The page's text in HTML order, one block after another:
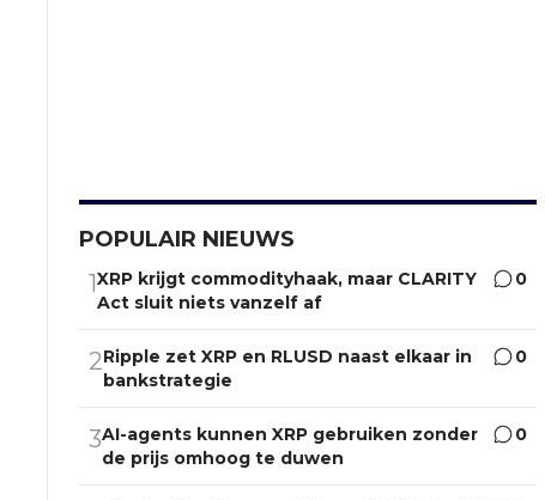
POPULAIR NIEUWS
1XRP krijgt commodityhaak, maar CLARITY
Act sluit niets vanzelf af
0
2Ripple zet XRP en RLUSD naast elkaar in
bankstrategie
0
3AI-agents kunnen XRP gebruiken zonder
de prijs omhoog te duwen
0